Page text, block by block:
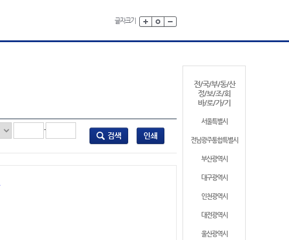
글자크기
전/국/부/동/산
정/보/조/회
바/로/가/기
서울특별시
전남광주통합특별시
부산광역시
대구광역시
인천광역시
대전광역시
울산광역시
-